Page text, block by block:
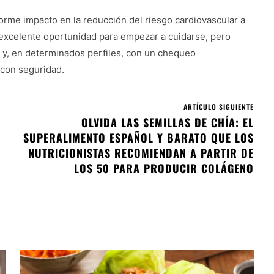
impacto en la reducción del riesgo cardiovascular a
oportunidad para empezar a cuidarse, pero
en determinados perfiles, con un chequeo
seguridad.
ARTÍCULO SIGUIENTE
OLVIDA LAS SEMILLAS DE CHÍA: EL
SUPERALIMENTO ESPAÑOL Y BARATO QUE LOS
NUTRICIONISTAS RECOMIENDAN A PARTIR DE
LOS 50 PARA PRODUCIR COLÁGENO